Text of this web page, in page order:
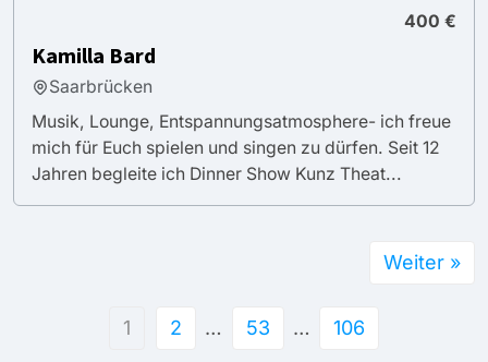
400 €
Kamilla Bard
Saarbrücken
Musik, Lounge, Entspannungsatmosphere- ich freue
mich für Euch spielen und singen zu dürfen. Seit 12
Jahren begleite ich Dinner Show Kunz Theat...
1 2 … 53 … 106
Weiter »